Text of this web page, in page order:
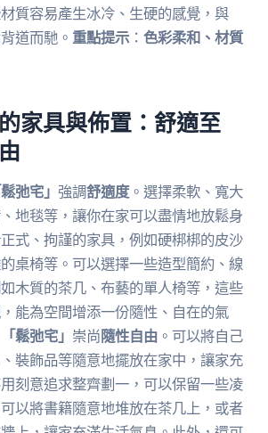
質容易產生冰冷、生硬的感覺，與
道而馳。 重點提示： 色彩柔和、材質
家具與佈置：舒適至
鬆弛宅」 強調舒適度。選擇柔軟、寬大
地毯等，讓你在家可以盡情地放鬆身
式、拘謹的家具，例如硬梆梆的皮沙
桌椅等。可以選擇一些造型簡約、線
木質的茶几、布藝的單人椅等，這些
能為空間增添一份隨性、自在的氣
「鬆弛宅」 崇尚 隨性自由 。可以將自己
裝飾品等隨意地擺放在家中，讓家充
刻意追求整齊劃一，可以保留一些凌
以將書籍隨意地堆放在茶几上，或者